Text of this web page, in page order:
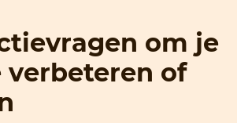
om je
verbeteren of